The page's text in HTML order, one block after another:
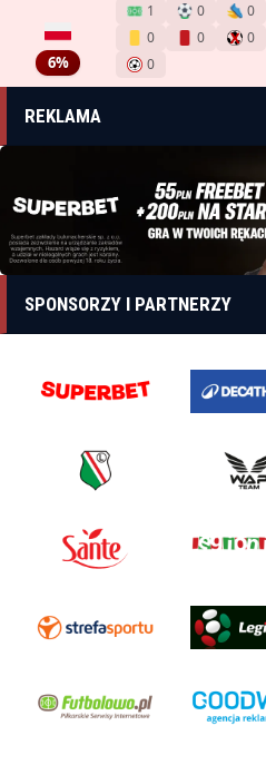
6%
1 0 0
0
0 0
0
REKLAMA